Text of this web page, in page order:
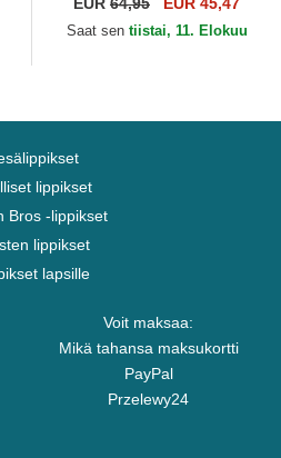
New Era
EUR 64,95 EUR 45,47
Saat sen tiistai, 11. Elokuu
lippikset
Bros -lippikset
lippikset
lapsille
Voit maksaa:
Mikä tahansa maksukortti
PayPal
Przelewy24